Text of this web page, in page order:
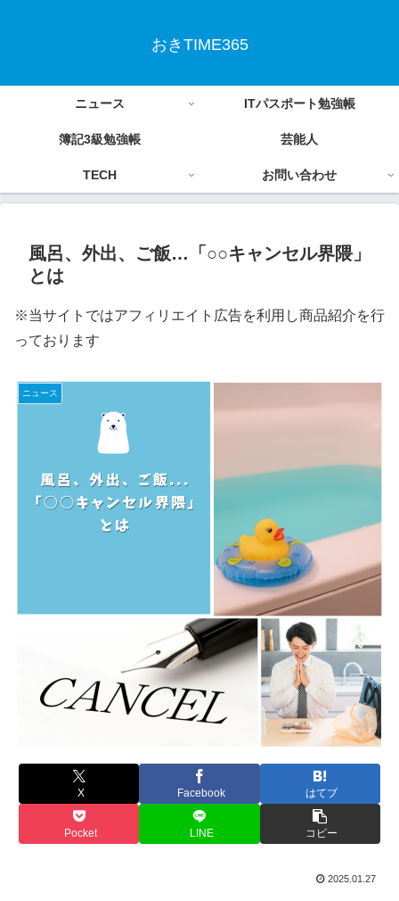
おきTIME365
ニュース ITパスポート勉強帳
簿記3級勉強帳 芸能人
TECH お問い合わせ
風呂、外出、ご飯…「○○キャンセル界隈」
とは
※当サイトではアフィリエイト広告を利用し商品紹介を行
っております
ニュース
X Facebook はてブ
Pocket LINE コピー
2025.01.27